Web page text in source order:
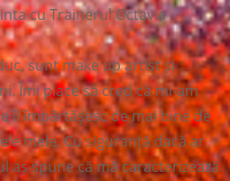
cu Trainerul Octavia
sunt make up artist și
Îmi place să cred că mi-am
îl împărtășesc de mai bine de
mele. Cu siguranță dacă ar
aș spune că mă caracterizează